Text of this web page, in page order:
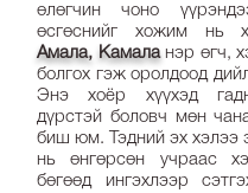
өлөгчин чоно
өсгөснийг хожим нь
Амала, Камаланэр өгч,
болгох гэж оролдоод
Энэ хоёр хүүхэд
дүрстэй боловч мөн
биш юм. Тэдний эх хэлээ
нь өнгөрсөн учраас
бөгөөд ингэхлээр